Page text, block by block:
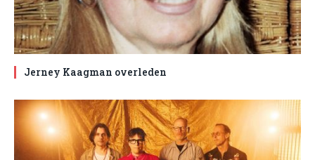
Jerney Kaagman overleden